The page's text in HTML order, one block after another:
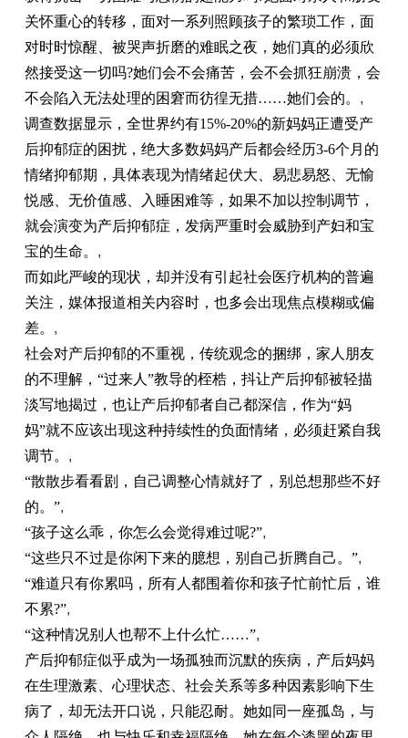
关怀重心的转移，面对一系列照顾孩子的繁琐工作，面
对时时惊醒、被哭声折磨的难眠之夜，她们真的必须欣
然接受这一切吗?她们会不会痛苦，会不会抓狂崩溃，会
不会陷入无法处理的困窘而彷徨无措……她们会的。 ,
调查数据显示，全世界约有15%-20%的新妈妈正遭受产
后抑郁症的困扰，绝大多数妈妈产后都会经历3-6个月的
情绪抑郁期，具体表现为情绪起伏大、易悲易怒、无愉
悦感、无价值感、入睡困难等，如果不加以控制调节，
就会演变为产后抑郁症，发病严重时会威胁到产妇和宝
宝的生命。 ,
而如此严峻的现状，却并没有引起社会医疗机构的普遍
关注，媒体报道相关内容时，也多会出现焦点模糊或偏
差。 ,
社会对产后抑郁的不重视，传统观念的捆绑，家人朋友
的不理解，“过来人”教导的桎梏，抖让产后抑郁被轻描
淡写地揭过，也让产后抑郁者自己都深信，作为“妈
妈”就不应该出现这种持续性的负面情绪，必须赶紧自我
调节。 ,
“散散步看看剧，自己调整心情就好了，别总想那些不好
的。”,
“孩子这么乖，你怎么会觉得难过呢?”,
“这些只不过是你闲下来的臆想，别自己折腾自己。”,
“难道只有你累吗，所有人都围着你和孩子忙前忙后，谁
不累?”,
“这种情况别人也帮不上什么忙……”,
产后抑郁症似乎成为一场孤独而沉默的疾病，产后妈妈
在生理激素、心理状态、社会关系等多种因素影响下生
病了，却无法开口说，只能忍耐。她如同一座孤岛，与